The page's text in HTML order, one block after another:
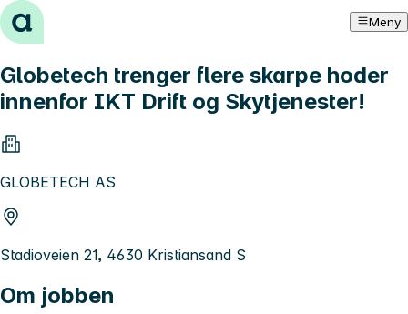
Hopp til innhold Meny
Globetech trenger flere skarpe hoder
innenfor IKT Drift og Skytjenester!
GLOBETECH AS
Stadioveien 21, 4630 Kristiansand S
Om jobben